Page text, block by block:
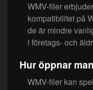
WMV-filer
kompatibilitet på
de är mindre
i företags- och
Hur öppnar
WMV-filer kan